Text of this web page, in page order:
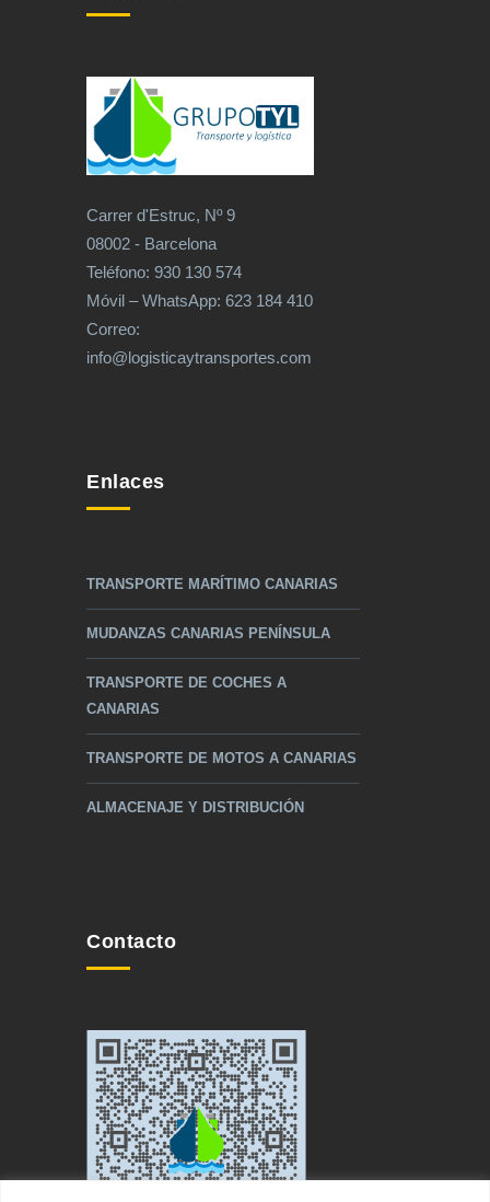
Carrer d'Estruc, Nº 9
08002 - Barcelona
Teléfono: 930 130 574
Móvil – WhatsApp: 623 184 410
Correo:
info@logisticaytransportes.com
Enlaces
TRANSPORTE MARÍTIMO CANARIAS
MUDANZAS CANARIAS PENÍNSULA
TRANSPORTE DE COCHES A
CANARIAS
TRANSPORTE DE MOTOS A CANARIAS
ALMACENAJE Y DISTRIBUCIÓN
Contacto